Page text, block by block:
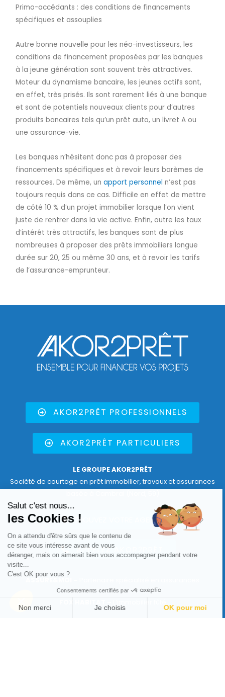
Primo-accédants : des conditions de financements
spécifiques et assouplies
Autre bonne nouvelle pour les néo-investisseurs, les
conditions de financement proposées par les banques
à la jeune génération sont souvent très attractives.
Moteur du dynamisme bancaire, les jeunes actifs sont,
en effet, très prisés. Ils sont rarement liés à une banque
et sont de potentiels nouveaux clients pour d’autres
produits bancaires tels qu’un prêt auto, un livret A ou
une assurance-vie.
Les banques n’hésitent donc pas à proposer des
financements spécifiques et à revoir leurs barèmes de
ressources. De même, unapport personnel n’est pas
toujours requis dans ce cas. Difficile en effet de mettre
de côté 10 % d’un projet immobilier lorsque l’on vient
juste de rentrer dans la vie active. Enfin, outre les taux
d’intérêt très attractifs, les banques sont de plus
nombreuses à proposer des prêts immobiliers longue
durée sur 20, 25 ou même 30 ans, et à revoir les tarifs
de l’assurance-emprunteur.
AKOR2PRÊT PROFESSIONNELS
AKOR2PRÊT PARTICULIERS
LE GROUPE AKOR2PRÊT
Société de courtage en prêt immobilier, travaux et assurances
TROUVEZ VOTRE AGENCE
APPELEZ AKOR2PRÊT
ASSURE&MOI –
Salut c'est nous...
les Cookies !
On a attendu d'être sûrs que le contenu de
ce site vous intéresse avant de vous
déranger, mais on aimerait bien vous accompagner pendant votre
visite...
C'est OK pour vous ?
Consentements certifiés par
Non merci Je choisis OK pour moi